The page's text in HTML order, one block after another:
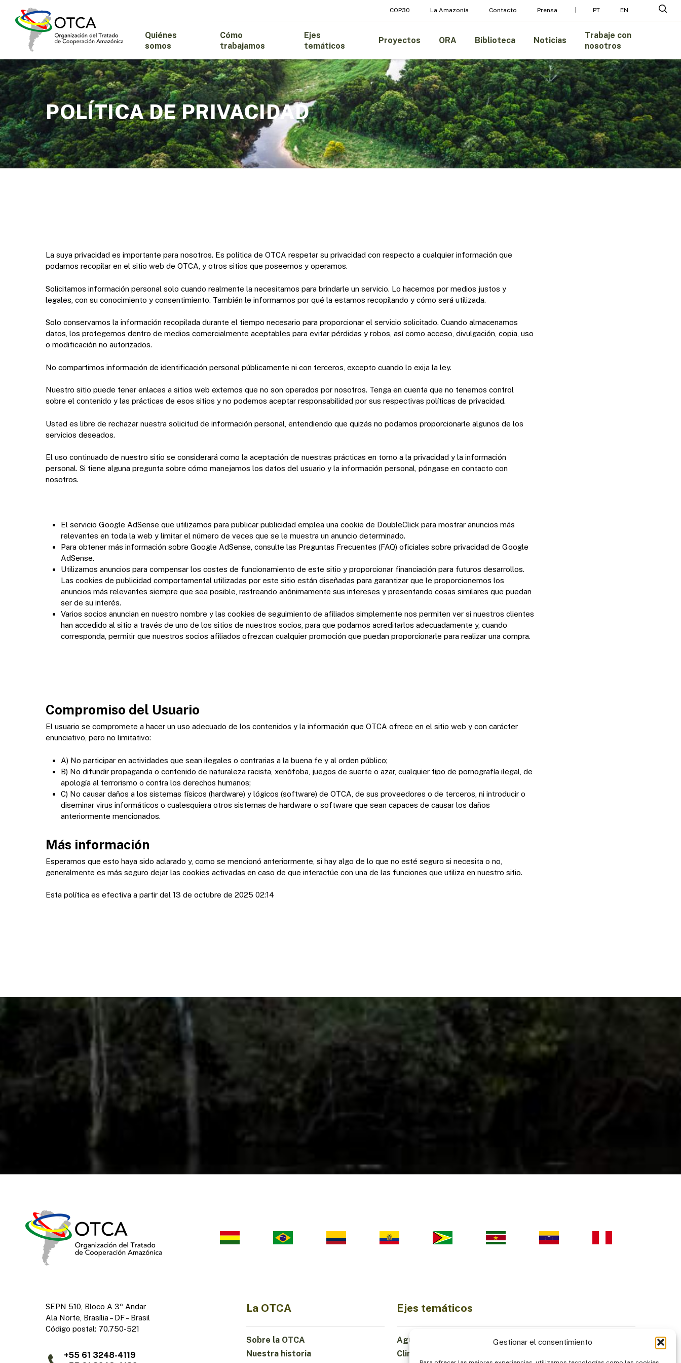
Gestionar el consentimiento
COP30 La Amazonía Contacto Prensa PT EN
Presione enter para buscar o ESC para cerrar
Quiénes
somos
Cómo
trabajamos
Ejes
temáticos
Proyectos ORA Biblioteca Noticias
Trabaje con
nosotros
POLÍTICA DE PRIVACIDAD
La suya privacidad es importante para nosotros. Es política de OTCA respetar su privacidad con respecto a cualquier información que
podamos recopilar en el sitio web de OTCA, y otros sitios que poseemos y operamos.
Solicitamos información personal solo cuando realmente la necesitamos para brindarle un servicio. Lo hacemos por medios justos y
legales, con su conocimiento y consentimiento. También le informamos por qué la estamos recopilando y cómo será utilizada.
Solo conservamos la información recopilada durante el tiempo necesario para proporcionar el servicio solicitado. Cuando almacenamos
datos, los protegemos dentro de medios comercialmente aceptables para evitar pérdidas y robos, así como acceso, divulgación, copia, uso
o modificación no autorizados.
No compartimos información de identificación personal públicamente ni con terceros, excepto cuando lo exija la ley.
Nuestro sitio puede tener enlaces a sitios web externos que no son operados por nosotros. Tenga en cuenta que no tenemos control
sobre el contenido y las prácticas de esos sitios y no podemos aceptar responsabilidad por sus respectivas políticas de privacidad.
Usted es libre de rechazar nuestra solicitud de información personal, entendiendo que quizás no podamos proporcionarle algunos de los
servicios deseados.
El uso continuado de nuestro sitio se considerará como la aceptación de nuestras prácticas en torno a la privacidad y la información
personal. Si tiene alguna pregunta sobre cómo manejamos los datos del usuario y la información personal, póngase en contacto con
nosotros.
El servicio Google AdSense que utilizamos para publicar publicidad emplea una cookie de DoubleClick para mostrar anuncios más
relevantes en toda la web y limitar el número de veces que se le muestra un anuncio determinado.
Para obtener más información sobre Google AdSense, consulte las Preguntas Frecuentes (FAQ) oficiales sobre privacidad de Google
AdSense.
Utilizamos anuncios para compensar los costes de funcionamiento de este sitio y proporcionar financiación para futuros desarrollos.
Las cookies de publicidad comportamental utilizadas por este sitio están diseñadas para garantizar que le proporcionemos los
anuncios más relevantes siempre que sea posible, rastreando anónimamente sus intereses y presentando cosas similares que puedan
ser de su interés.
Varios socios anuncian en nuestro nombre y las cookies de seguimiento de afiliados simplemente nos permiten ver si nuestros clientes
han accedido al sitio a través de uno de los sitios de nuestros socios, para que podamos acreditarlos adecuadamente y, cuando
corresponda, permitir que nuestros socios afiliados ofrezcan cualquier promoción que puedan proporcionarle para realizar una compra.
Compromiso del Usuario
El usuario se compromete a hacer un uso adecuado de los contenidos y la información que OTCA ofrece en el sitio web y con carácter
enunciativo, pero no limitativo:
A) No participar en actividades que sean ilegales o contrarias a la buena fe y al orden público;
B) No difundir propaganda o contenido de naturaleza racista, xenófoba, juegos de suerte o azar, cualquier tipo de pornografía ilegal, de
apología al terrorismo o contra los derechos humanos;
C) No causar daños a los sistemas físicos (hardware) y lógicos (software) de OTCA, de sus proveedores o de terceros, ni introducir o
diseminar virus informáticos o cualesquiera otros sistemas de hardware o software que sean capaces de causar los daños
anteriormente mencionados.
Más información
Esperamos que esto haya sido aclarado y, como se mencionó anteriormente, si hay algo de lo que no esté seguro si necesita o no,
generalmente es más seguro dejar las cookies activadas en caso de que interactúe con una de las funciones que utiliza en nuestro sitio.
Esta política es efectiva a partir del 13 de octubre de 2025 02:14
SEPN 510, Bloco A 3º Andar
Ala Norte, Brasília – DF – Brasil
Código postal: 70.750-521
+55 61 3248-4119
La OTCA
Sobre la OTCA
Nuestra historia
Ejes temáticos
Agua
Ciencia e Innovación
Clima
Menu